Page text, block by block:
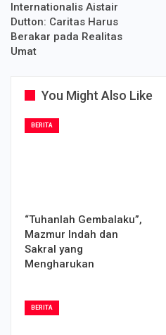
Internationalis Aistair
Dutton: Caritas Harus
Berakar pada Realitas
Umat
You Might Also Like
BERITA
“Tuhanlah Gembalaku”,
Mazmur Indah dan
Sakral yang
Mengharukan
BERITA